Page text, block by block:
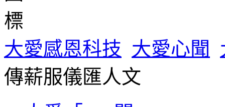
大愛感恩科技 大愛心聞
傳薪服儀匯人文